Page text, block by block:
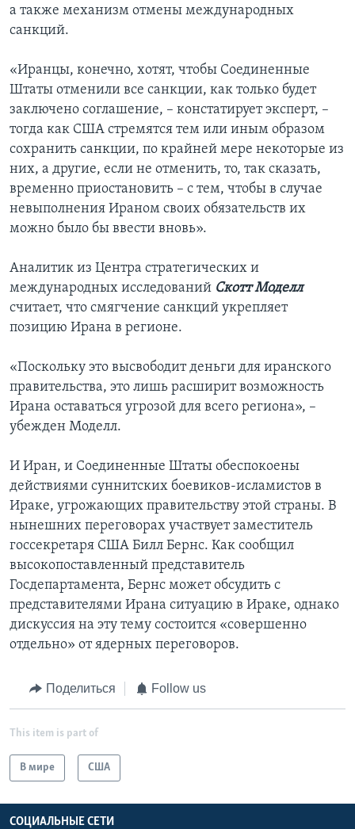
а также механизм отмены международных
санкций.
«Иранцы, конечно, хотят, чтобы Соединенные
Штаты отменили все санкции, как только будет
заключено соглашение, – констатирует эксперт, –
тогда как США стремятся тем или иным образом
сохранить санкции, по крайней мере некоторые из
них, а другие, если не отменить, то, так сказать,
временно приостановить – с тем, чтобы в случае
невыполнения Ираном своих обязательств их
можно было бы ввести вновь».
Аналитик из Центра стратегических и
международных исследований Скотт Моделл
считает, что смягчение санкций укрепляет
позицию Ирана в регионе.
«Поскольку это высвободит деньги для иранского
правительства, это лишь расширит возможность
Ирана оставаться угрозой для всего региона», –
убежден Моделл.
И Иран, и Соединенные Штаты обеспокоены
действиями суннитских боевиков-исламистов в
Ираке, угрожающих правительству этой страны. В
нынешних переговорах участвует заместитель
госсекретаря США Билл Бернс. Как сообщил
высокопоставленный представитель
Госдепартамента, Бернс может обсудить с
представителями Ирана ситуацию в Ираке, однако
дискуссия на эту тему состоится «совершенно
отдельно» от ядерных переговоров.
Поделиться Follow us
This item is part of
В мире США
СОЦИАЛЬНЫЕ СЕТИ